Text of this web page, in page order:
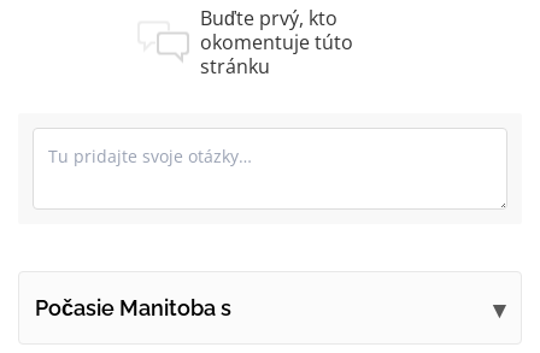
Buďte prvý, kto
okomentuje túto
stránku
Počasie Manitoba s